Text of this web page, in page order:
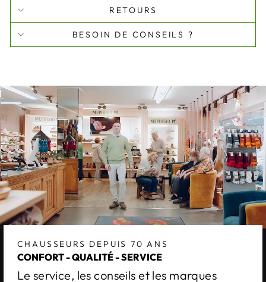
RETOURS
BESOIN DE CONSEILS ?
CHAUSSEURS DEPUIS 70 ANS
CONFORT - QUALITÉ - SERVICE
Le service, les conseils et les marques